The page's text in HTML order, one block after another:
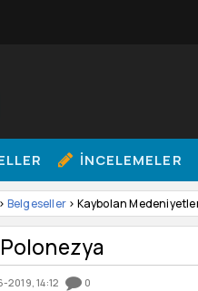
İNCELEMELER
> Belgeseller > Kaybolan
2019, 14:12 0